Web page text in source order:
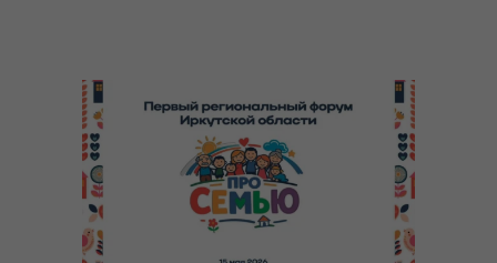
------ #ПерезвониСам
------ Профилактика преступлений, совершаемых с
использованием информационно-
телекоммуникационных технологий
------ Профилактика хищений денежных средств
граждан, совершенных с использованием ИТТ